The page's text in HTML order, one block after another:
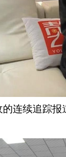
连续追踪